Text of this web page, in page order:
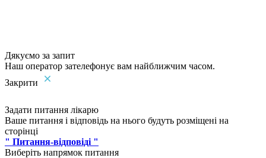
Дякуємо за запит
Наш оператор зателефонує вам найближчим часом.
Закрити
Задати питання лікарю
Ваше питання і відповідь на нього будуть розміщені на
сторінці
" Питання-відповіді "
Виберіть напрямок питання